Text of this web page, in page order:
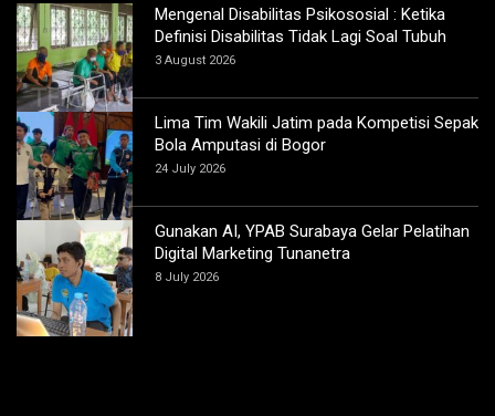
Mengenal Disabilitas Psikososial : Ketika
Definisi Disabilitas Tidak Lagi Soal Tubuh
3 August 2026
Lima Tim Wakili Jatim pada Kompetisi Sepak
Bola Amputasi di Bogor
24 July 2026
Gunakan AI, YPAB Surabaya Gelar Pelatihan
Digital Marketing Tunanetra
8 July 2026